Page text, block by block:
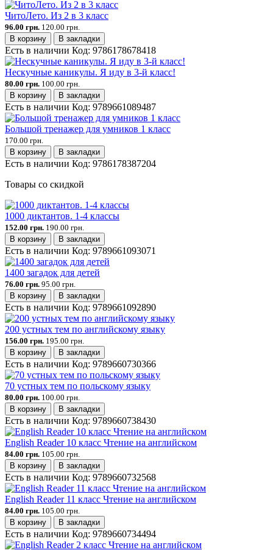
ЧитоЛето. Из 2 в 3 класс
96.00 грн. 120.00 грн.
В корзину
В закладки
Есть в наличии Код: 9786178678418
Нескучные каникулы. Я иду в 3-й класс!
80.00 грн. 100.00 грн.
В корзину
В закладки
Есть в наличии Код: 9789661089487
Большой тренажер для умников 1 класс
170.00 грн.
В корзину
В закладки
Есть в наличии Код: 9786178387204
Товары со скидкой
1000 диктантов. 1-4 классы
152.00 грн. 190.00 грн.
В корзину
В закладки
Есть в наличии Код: 9789661093071
1400 загадок для детей
76.00 грн. 95.00 грн.
В корзину
В закладки
Есть в наличии Код: 9789661092890
200 устных тем по английскому языку
156.00 грн. 195.00 грн.
В корзину
В закладки
Есть в наличии Код: 9789660730366
70 устных тем по польскому языку
80.00 грн. 100.00 грн.
В корзину
В закладки
Есть в наличии Код: 9789660738430
English Reader 10 класс Чтение на английском
84.00 грн. 105.00 грн.
В корзину
В закладки
Есть в наличии Код: 9789660732568
English Reader 11 класс Чтение на английском
84.00 грн. 105.00 грн.
В корзину
В закладки
Есть в наличии Код: 9789660734494